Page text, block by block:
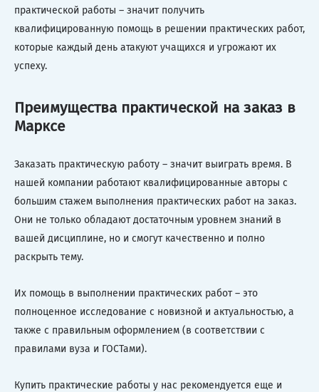
практической работы – значит получить
квалифицированную помощь в решении практических работ,
которые каждый день атакуют учащихся и угрожают их
успеху.
Преимущества практической на заказ в
Марксе
Заказать практическую работу – значит выиграть время. В
нашей компании работают квалифицированные авторы с
большим стажем выполнения практических работ на заказ.
Они не только обладают достаточным уровнем знаний в
вашей дисциплине, но и смогут качественно и полно
раскрыть тему.
Их помощь в выполнении практических работ – это
полноценное исследование с новизной и актуальностью, а
также с правильным оформлением (в соответствии с
правилами вуза и ГОСТами).
Купить практические работы у нас рекомендуется еще и